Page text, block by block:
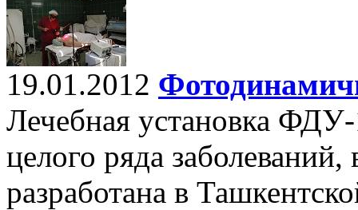
19.01.2012
Лечебная установка
целого ряда
разработана в